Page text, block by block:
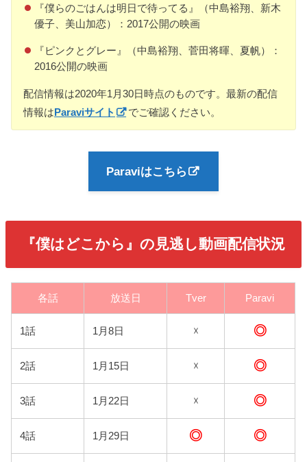
『僕らのごはんは明日で待ってる』（中島裕翔、新木
優子、美山加恋）：2017公開の映画
『ピンクとグレー』（中島裕翔、菅田将暉、夏帆）：
2016公開の映画
配信情報は2020年1月30日時点のものです。最新の配信
情報はParaviサイト でご確認ください。
Paraviはこちら
『僕はどこから』の見逃し動画配信状況
各話 放送日 Tver Paravi
1話 1月8日 ☓ ◎
2話 1月15日 ☓ ◎
3話 1月22日 ☓ ◎
4話 1月29日 ◎ ◎